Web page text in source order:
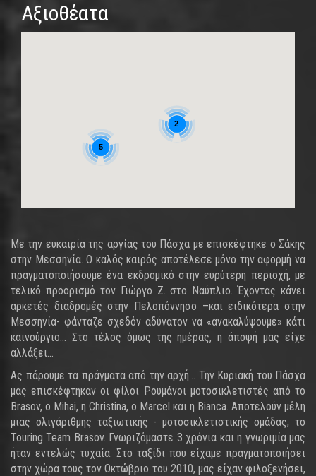
Αξιοθέατα
5
2
Με την ευκαιρία της αργίας του Πάσχα με επισκέφτηκε ο Σάκης
στην Μεσσηνία. Ο καλός καιρός αποτέλεσε μόνο την αφορμή να
πραγματοποιήσουμε ένα εκδρομικό στην ευρύτερη περιοχή, με
τελικό προορισμό τον Γιώργο Ζ. στο Ναύπλιο. Έχοντας κάνει
αρκετές διαδρομές στην Πελοπόννησο –και ειδικότερα στην
Μεσσηνία- φάνταζε σχεδόν αδύνατον να «ανακαλύψουμε» κάτι
καινούργιο… Στο τέλος όμως της ημέρας, η άποψή μας είχε
αλλάξει…
Ας πάρουμε τα πράγματα από την αρχή… Την Κυριακή του Πάσχα
μας επισκέφτηκαν οι φίλοι Ρουμάνοι μοτοσικλετιστές από το
Brasov, o Mihai, η Christina, ο Marcel και η Bianca. Αποτελούν μέλη
μιας ολιγάριθμης ταξιωτικής - μοτοσικλετιστικής ομάδας, το
Touring Team Brasov. Γνωριζόμαστε 3 χρόνια και η γνωριμία μας
ήταν εντελώς τυχαία. Στο ταξίδι που είχαμε πραγματοποιήσει
στην χώρα τους τον Οκτώβριο του 2010, μας είχαν φιλοξενήσει,